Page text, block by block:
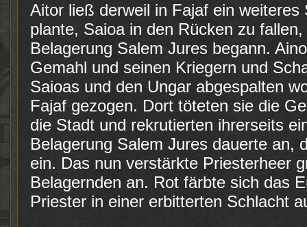
Aitor ließ derweil in Fajaf ein weiteres
plante, Saioa in den Rücken zu
Belagerung Salem Jures begann.
Gemahl und seinen Kriegern und
Saioas und den Ungar abgespalten
Fajaf gezogen. Dort töteten sie die
die Stadt und rekrutierten ihrerseits
Belagerung Salem Jures dauerte an,
ein. Das nun verstärkte Priesterheer
Belagernden an. Rot färbte sich das
Priester in einer erbitterten Schlacht